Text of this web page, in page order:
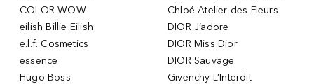
COLOR WOW
eilish Billie Eilish
e.l.f. Cosmetics
essence
Hugo Boss
Chloé Atelier des Fleurs
DIOR J’adore
DIOR Miss Dior
DIOR Sauvage
Givenchy L’Interdit